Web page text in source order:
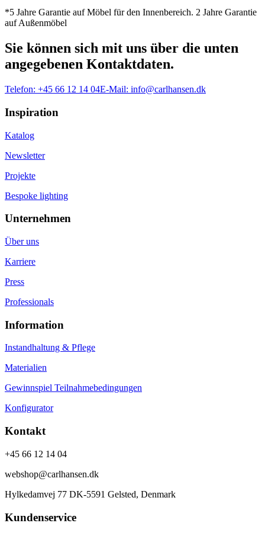
*5 Jahre Garantie auf Möbel für den Innenbereich. 2 Jahre Garantie
auf Außenmöbel
Sie können sich mit uns über die unten
angegebenen Kontaktdaten.
Telefon: +45 66 12 14 04E-Mail: info@carlhansen.dk
Inspiration
Katalog
Newsletter
Projekte
Bespoke lighting
Unternehmen
Über uns
Karriere
Press
Professionals
Information
Instandhaltung & Pflege
Materialien
Gewinnspiel Teilnahmebedingungen
Konfigurator
Kontakt
+45 66 12 14 04
webshop@carlhansen.dk
Hylkedamvej 77 DK-5591 Gelsted, Denmark
Kundenservice